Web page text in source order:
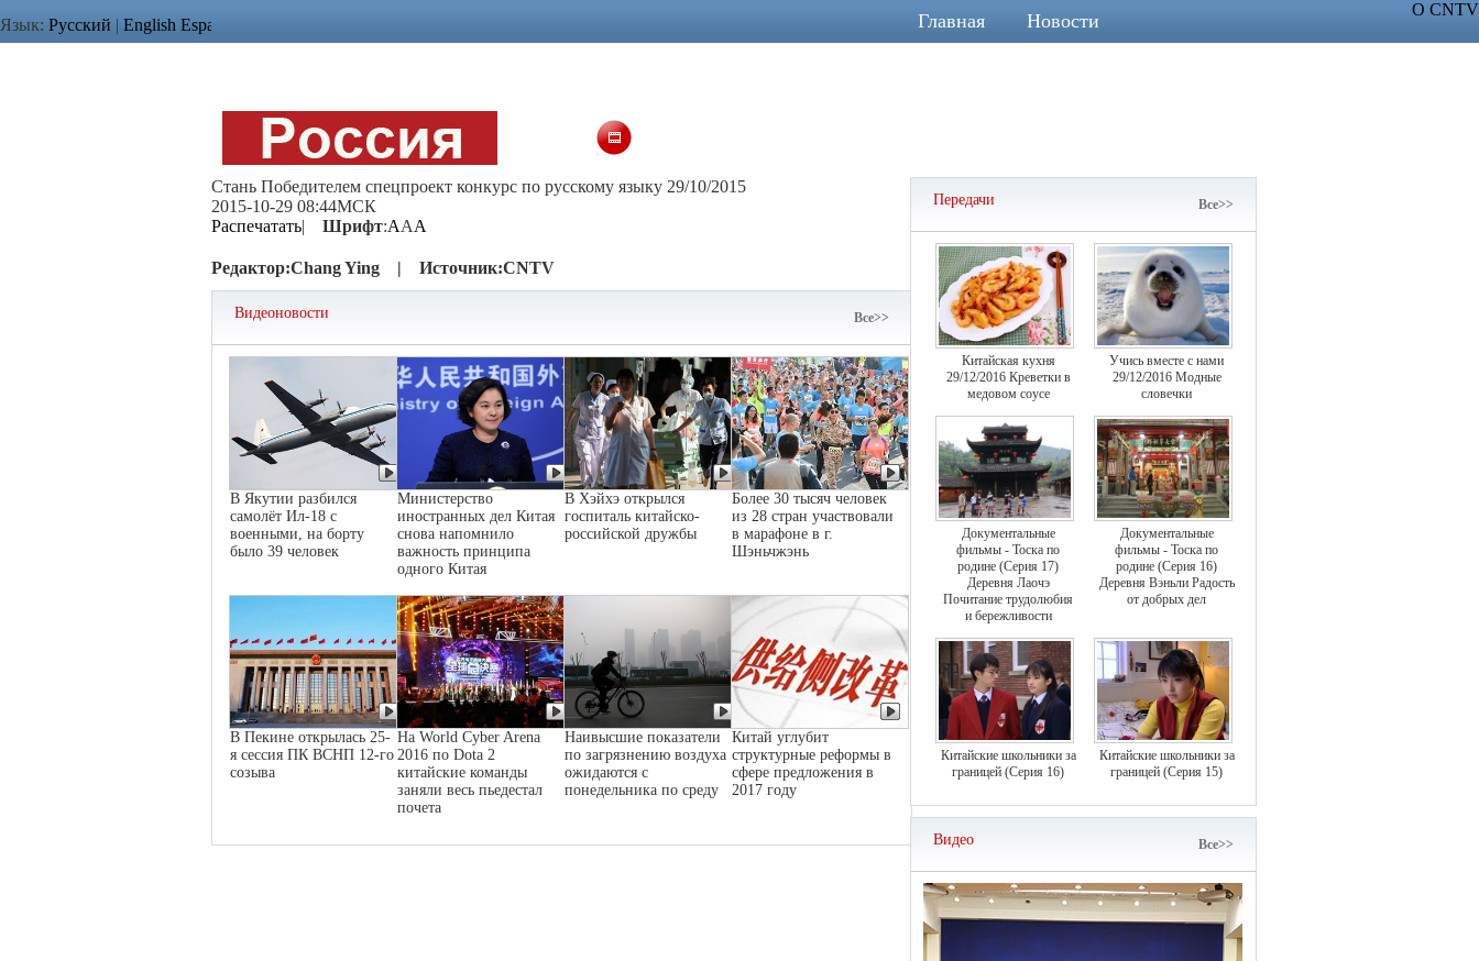
Язык: Русский | English Español
О CNTV
Главная
Новости
Стань Победителем спецпроект конкурс по русскому языку 29/10/2015
2015-10-29 08:44МСК
Распечатать| Шрифт:AAA
Редактор:Chang Ying | Источник:CNTV
Видеоновости Bce>>
В Якутии разбился
самолёт Ил-18 с
военными, на борту
было 39 человек
Министерство
иностранных дел Китая
снова напомнило
важность принципа
одного Китая
В Хэйхэ открылся
госпиталь китайско-
российской дружбы
Более 30 тысяч человек
из 28 стран участвовали
в марафоне в г.
Шэньчжэнь
В Пекине открылась 25-
я сессия ПК ВСНП 12-го
созыва
На World Cyber Arena
2016 по Dota 2
китайские команды
заняли весь пьедестал
почета
Наивысшие показатели
по загрязнению воздуха
ожидаются с
понедельника по среду
Китай углубит
структурные реформы в
сфере предложения в
2017 году
Передачи Все>>
Китайская кухня
29/12/2016 Креветки в
медовом соусе
Учись вместе с нами
29/12/2016 Модные
словечки
Документальные
фильмы - Тоска по
родине (Серия 17)
Деревня Лаочэ
Почитание трудолюбия
и бережливости
Документальные
фильмы - Тоска по
родине (Серия 16)
Деревня Вэньли Радость
от добрых дел
Китайские школьники за
границей (Серия 16)
Китайские школьники за
границей (Серия 15)
Видео Bce>>